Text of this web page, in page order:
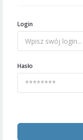
Login
Hasło